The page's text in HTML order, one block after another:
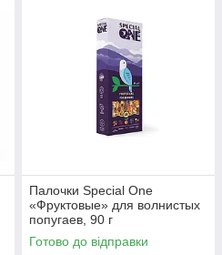
Палочки Speciаl One
«Фруктовые» для волнистых
попугаев, 90 г
Готово до відправки